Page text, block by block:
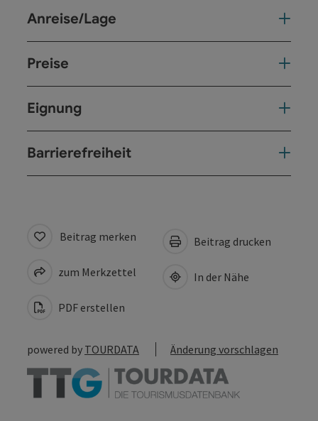
Anreise/Lage
Preise
Eignung
Barrierefreiheit
Beitrag merken
zum Merkzettel
PDF erstellen
Beitrag drucken
In der Nähe
powered by TOURDATA Änderung vorschlagen